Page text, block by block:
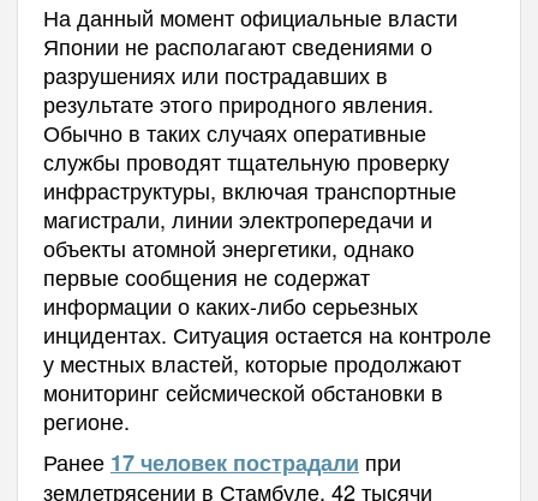
На данный момент официальные власти
Японии не располагают сведениями о
разрушениях или пострадавших в
результате этого природного явления.
Обычно в таких случаях оперативные
службы проводят тщательную проверку
инфраструктуры, включая транспортные
магистрали, линии электропередачи и
объекты атомной энергетики, однако
первые сообщения не содержат
информации о каких-либо серьезных
инцидентах. Ситуация остается на контроле
у местных властей, которые продолжают
мониторинг сейсмической обстановки в
регионе.
Ранее 17 человек пострадали при
землетрясении в Стамбуле. 42 тысячи